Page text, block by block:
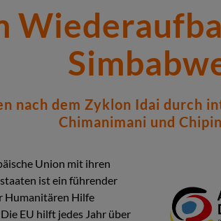
nach dem Zyklon Idai durch
Chimanimani und
Union mit ihren
ist ein führender
Humanitären Hilfe
EU hilft jedes Jahr über